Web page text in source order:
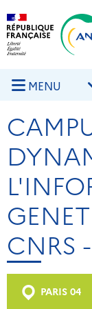
Aller au contenu
MENU
CNRS
PARIS 04